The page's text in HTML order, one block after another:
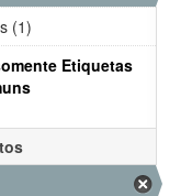
(1)
Etiquetas